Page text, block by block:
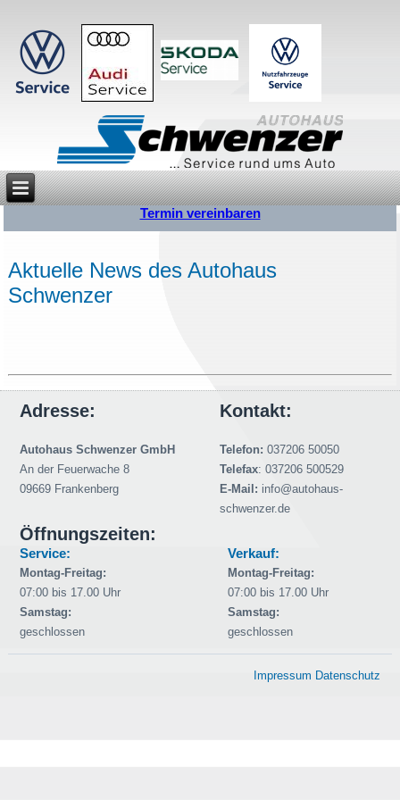
Termin vereinbaren
Aktuelle News des Autohaus
Schwenzer
Adresse:
Autohaus Schwenzer GmbH
An der Feuerwache 8
09669 Frankenberg
Kontakt:
Telefon: 037206 50050
Telefax: 037206 500529
E-Mail: info@autohaus-
schwenzer.de
Öffnungszeiten:
Service:
Montag-Freitag:
07:00 bis 17.00 Uhr
Samstag:
geschlossen
Verkauf:
Montag-Freitag:
07:00 bis 17.00 Uhr
Samstag:
geschlossen
Impressum Datenschutz